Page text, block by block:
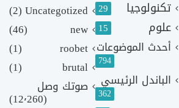
تكنولوجيا 29
علوم 15
أحدث الموضوعات
794
الباندل الرئيسي
362
Uncategotized
(2)
new
(46)
roobet
(1)
brutal
(1)
صوتك وصل
(12٬260)